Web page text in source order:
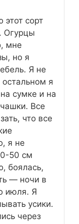
сорт
Огурцы
мне
но я
Я не
я
сумке и на
Все
что все
я не
50 см
боялась,
— ночи в
июля. Я
усики.
через